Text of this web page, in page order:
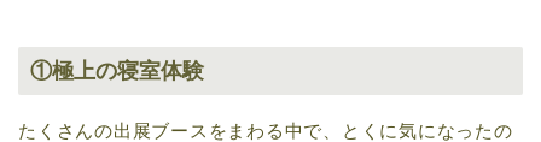
①極上の寝室体験
たくさんの出展ブースをまわる中で、とくに気になったの